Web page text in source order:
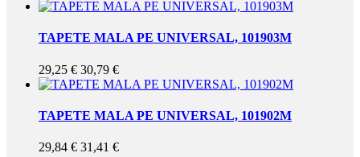
TAPETE MALA PE UNIVERSAL, 101903M
29,25 € 30,79 €
TAPETE MALA PE UNIVERSAL, 101902M
29,84 € 31,41 €